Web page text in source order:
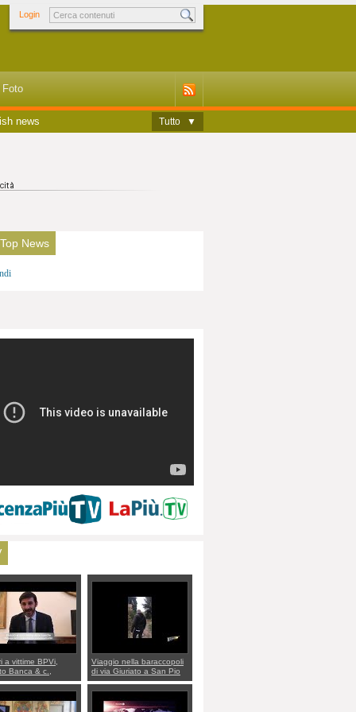
Login
Foto
news Tutto ▼
News
a vittime BPVi,
Banca & c.,
al sottosegretario
Villarosa: per
ordine convochi
Maio CNCU a
Viaggio nella baraccopoli
di via Giuriato a San Pio
X. Vicenza ai Vicentini:
“faremo un regalo di
Natale ai residenti”